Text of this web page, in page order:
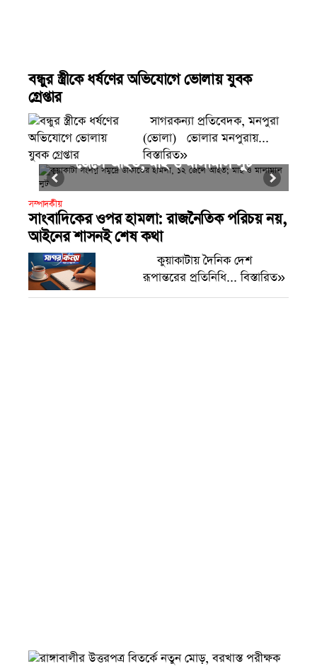
বন্ধুর স্ত্রীকে ধর্ষণের অভিযোগে ভোলায় যুবক
গ্রেপ্তার
সাগরকন্যা প্রতিবেদক, মনপুরা
(ভোলা) ভোলার মনপুরায়...
বিস্তারিত»
কুয়াকাটা সংলগ্ন সমুদ্রে ডাকাতের হামলা, ১২
জেলে আহত; মাছ ও মালামাল লুট
চাকরি শৃঙ্খলা ভঙ্গের অভিযোগে পবিপ্রবির
সহকারী অধ্যাপক সাময়িক বরখাস্ত
সম্পাদকীয়
সাংবাদিকের ওপর হামলা: রাজনৈতিক পরিচয় নয়,
আইনের শাসনই শেষ কথা
কুয়াকাটায় দৈনিক দেশ
রূপান্তরের প্রতিনিধি... বিস্তারিত»